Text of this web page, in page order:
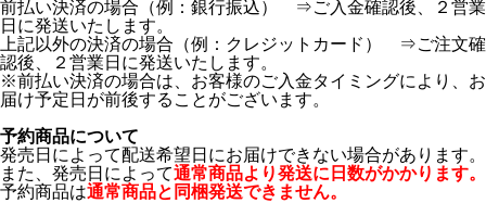
前払い決済の場合（例：銀行振込） ⇒ご入金確認後、２営業
日に発送いたします。
上記以外の決済の場合（例：クレジットカード） ⇒ご注文確
認後、２営業日に発送いたします。
※前払い決済の場合は、お客様のご入金タイミングにより、お
届け予定日が前後することがございます。
予約商品について
発売日によって配送希望日にお届けできない場合があります。
また、発売日によって通常商品より発送に日数がかかります。
予約商品は通常商品と同梱発送できません。